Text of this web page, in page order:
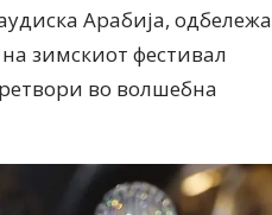
Арабија, одбележа
зимскиот фестивал
во волшебна